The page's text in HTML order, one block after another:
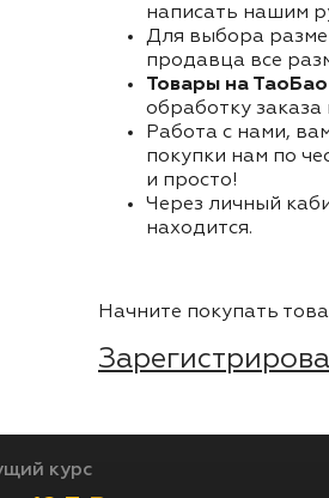
написать нашим
Для выбора
продавца все
Товары на
обработку
Работа с нами,
покупки нам по
и просто!
Через личный
находится.
Начните покупать
курс